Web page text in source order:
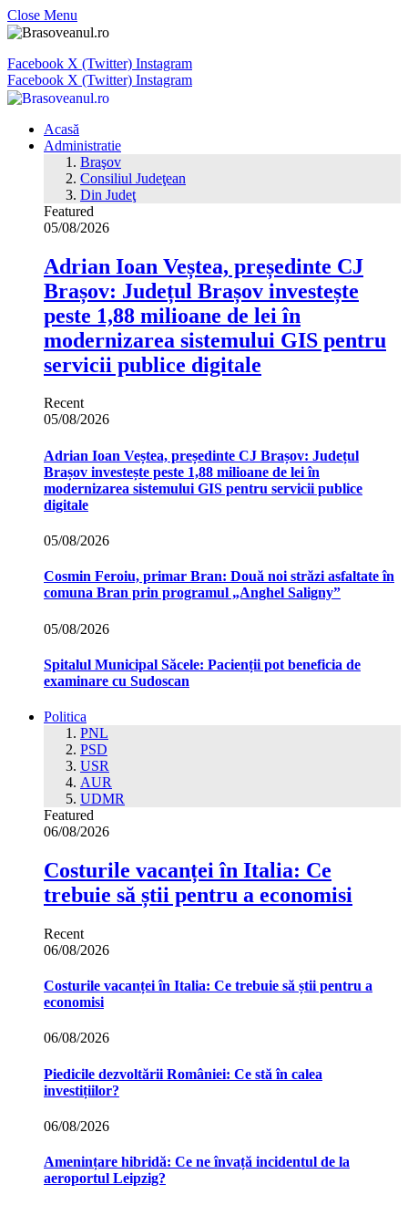
Close Menu
Facebook X (Twitter) Instagram
Facebook X (Twitter) Instagram
Acasă
Administratie
Braşov
Consiliul Judeţean
Din Judeţ
Featured
05/08/2026
Adrian Ioan Veștea, președinte CJ
Brașov: Județul Brașov investește
peste 1,88 milioane de lei în
modernizarea sistemului GIS pentru
servicii publice digitale
Recent
05/08/2026
Adrian Ioan Veștea, președinte CJ Brașov: Județul
Brașov investește peste 1,88 milioane de lei în
modernizarea sistemului GIS pentru servicii publice
digitale
05/08/2026
Cosmin Feroiu, primar Bran: Două noi străzi asfaltate în
comuna Bran prin programul „Anghel Saligny”
05/08/2026
Spitalul Municipal Săcele: Pacienții pot beneficia de
examinare cu Sudoscan
Politica
PNL
PSD
USR
AUR
UDMR
Featured
06/08/2026
Costurile vacanței în Italia: Ce
trebuie să știi pentru a economisi
Recent
06/08/2026
Costurile vacanței în Italia: Ce trebuie să știi pentru a
economisi
06/08/2026
Piedicile dezvoltării României: Ce stă în calea
investițiilor?
06/08/2026
Amenințare hibridă: Ce ne învață incidentul de la
aeroportul Leipzig?